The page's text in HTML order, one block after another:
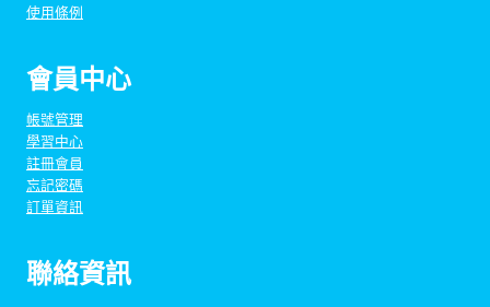
使用條例
會員中心
帳號管理
學習中心
註冊會員
忘記密碼
訂單資訊
聯絡資訊